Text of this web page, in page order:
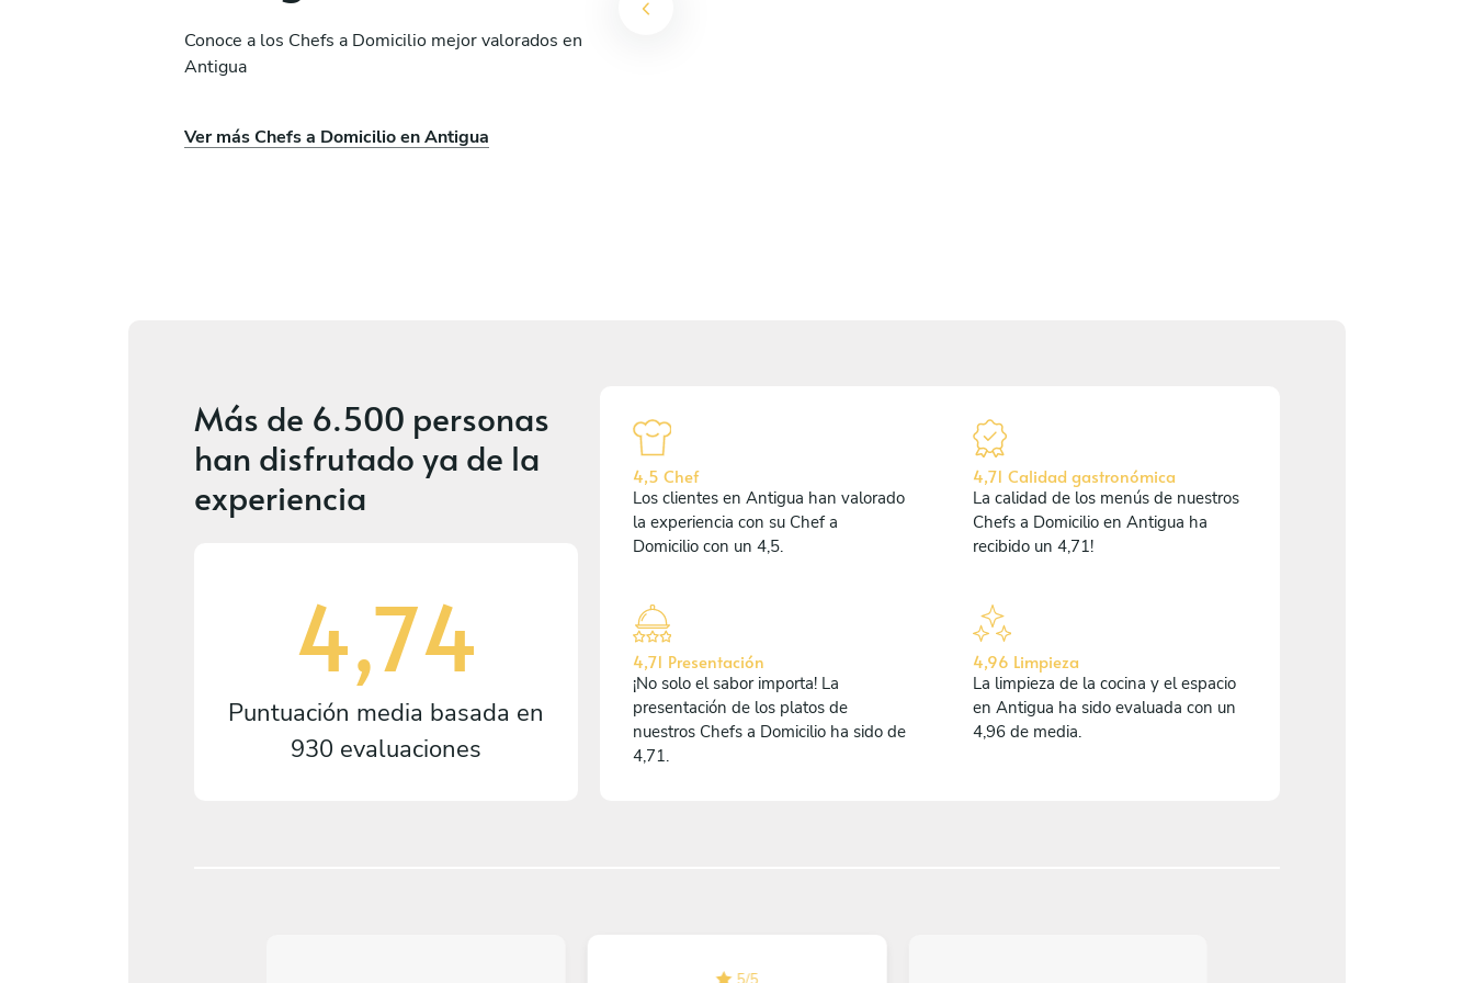
Conoce a los Chefs a Domicilio mejor valorados en
Antigua
Ver más Chefs a Domicilio en Antigua
Sta Brígida
Más de 6.500 personas
han disfrutado ya de la
experiencia
4,74
Puntuación media basada en
930 evaluaciones
4,5 Chef
Los clientes en Antigua han valorado
la experiencia con su Chef a
Domicilio con un 4,5.
4,71 Calidad gastronómica
La calidad de los menús de nuestros
Chefs a Domicilio en Antigua ha
recibido un 4,71!
4,71 Presentación
¡No solo el sabor importa! La
presentación de los platos de
nuestros Chefs a Domicilio ha sido de
4,71.
4,96 Limpieza
La limpieza de la cocina y el espacio
en Antigua ha sido evaluada con un
4,96 de media.